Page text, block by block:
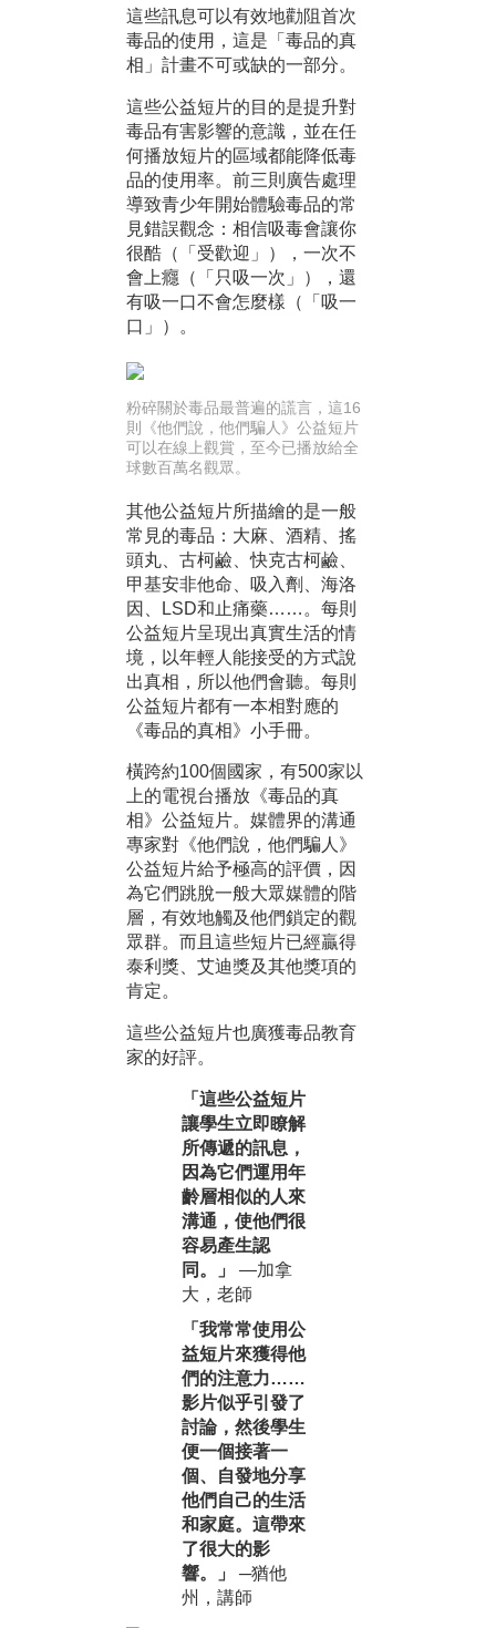
這些訊息可以有效地勸阻首次
毒品的使用，這是「毒品的真
相」計畫不可或缺的一部分。
這些公益短片的目的是提升對
毒品有害影響的意識，並在任
何播放短片的區域都能降低毒
品的使用率。前三則廣告處理
導致青少年開始體驗毒品的常
見錯誤觀念：相信吸毒會讓你
很酷（「受歡迎」），一次不
會上癮（「只吸一次」），還
有吸一口不會怎麼樣（「吸一
口」）。
粉碎關於毒品最普遍的謊言，這16
則《他們說，他們騙人》公益短片
可以在線上觀賞，至今已播放給全
球數百萬名觀眾。
其他公益短片所描繪的是一般
常見的毒品：大麻、酒精、搖
頭丸、古柯鹼、快克古柯鹼、
甲基安非他命、吸入劑、海洛
因、LSD和止痛藥……。每則
公益短片呈現出真實生活的情
境，以年輕人能接受的方式說
出真相，所以他們會聽。每則
公益短片都有一本相對應的
《毒品的真相》小手冊。
橫跨約100個國家，有500家以
上的電視台播放《毒品的真
相》公益短片。媒體界的溝通
專家對《他們說，他們騙人》
公益短片給予極高的評價，因
為它們跳脫一般大眾媒體的階
層，有效地觸及他們鎖定的觀
眾群。而且這些短片已經贏得
泰利獎、艾迪獎及其他獎項的
肯定。
這些公益短片也廣獲毒品教育
家的好評。
「這些公益短片
讓學生立即瞭解
所傳遞的訊息，
因為它們運用年
齡層相似的人來
溝通，使他們很
容易產生認
同。」
—加拿
大，老師
「我常常使用公
益短片來獲得他
們的注意力……
影片似乎引發了
討論，然後學生
便一個接著一
個、自發地分享
他們自己的生活
和家庭。這帶來
了很大的影
響。」 ─猶他
州，講師